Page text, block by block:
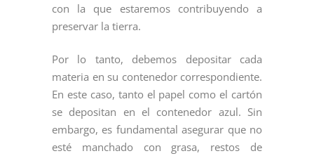
con la que estaremos contribuyendo a
preservar la tierra.
Por lo tanto, debemos depositar cada
materia en su contenedor correspondiente.
En este caso, tanto el papel como el cartón
se depositan en el contenedor azul. Sin
embargo, es fundamental asegurar que no
esté manchado con grasa, restos de